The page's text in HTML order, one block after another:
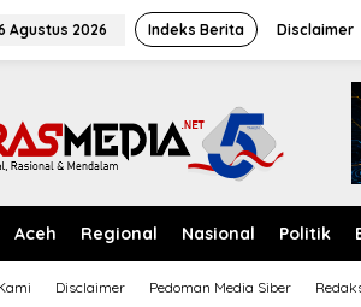
Agustus 2026 Indeks Berita Disclaimer
Aceh Regional Nasional Politik
Disclaimer Pedoman Media Siber